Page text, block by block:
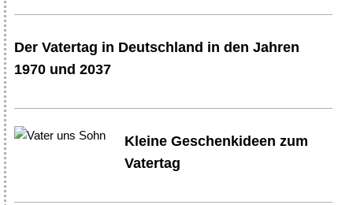
Der Vatertag in Deutschland in den Jahren
1970 und 2037
Kleine Geschenkideen zum
Vatertag